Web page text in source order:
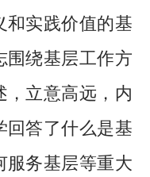
和实践价值的基
围绕基层工作方
立意高远，内
回答了什么是基
服务基层等重大